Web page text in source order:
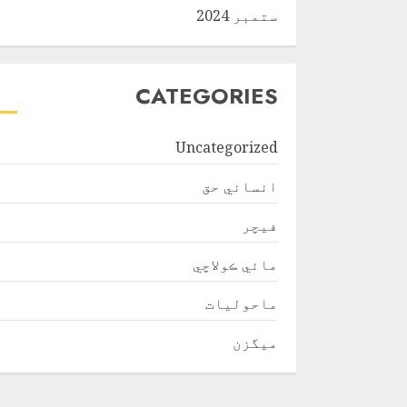
ستمبر 2024
CATEGORIES
Uncategorized
انساني حق
فیچر
مائي ڪولاچي
ماحولیات
ميگزن